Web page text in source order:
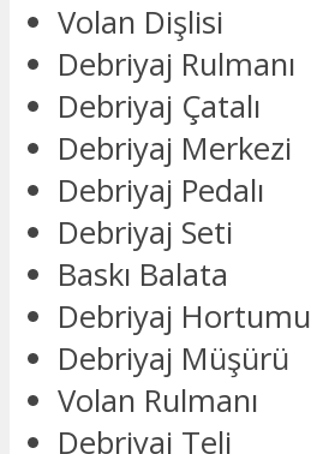
Volan Dişlisi
Debriyaj Rulmanı
Debriyaj Çatalı
Debriyaj Merkezi
Debriyaj Pedalı
Debriyaj Seti
Baskı Balata
Debriyaj Hortumu
Debriyaj Müşürü
Volan Rulmanı
Debriyaj Teli